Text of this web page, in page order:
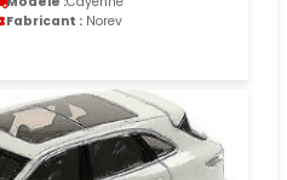
Fabricant : Norev